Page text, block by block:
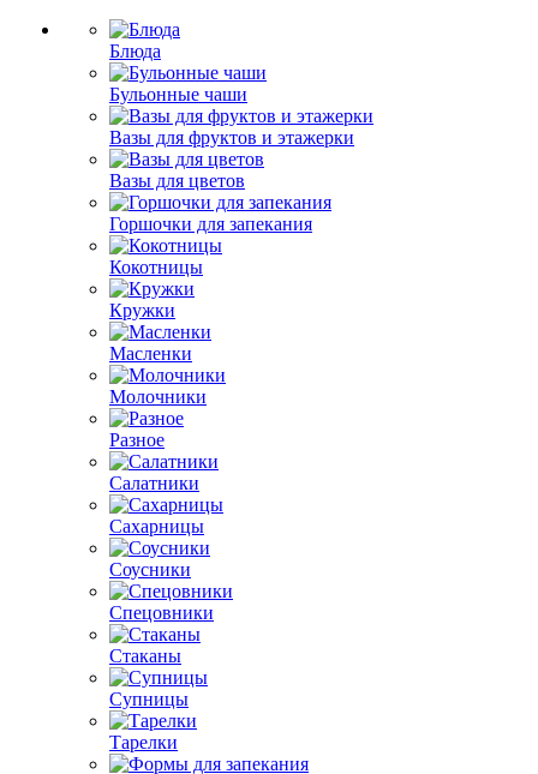
Блюда
Бульонные чаши
Вазы для фруктов и этажерки
Вазы для цветов
Горшочки для запекания
Кокотницы
Кружки
Масленки
Молочники
Разное
Салатники
Сахарницы
Соусники
Спецовники
Стаканы
Супницы
Тарелки